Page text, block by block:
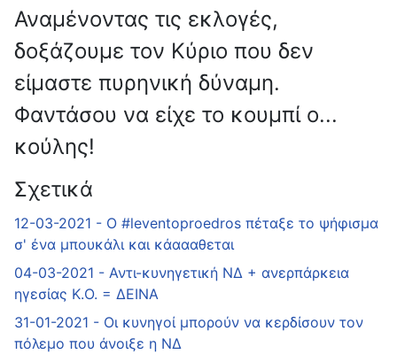
Αναμένοντας τις εκλογές,
δοξάζουμε τον Κύριο που δεν
είμαστε πυρηνική δύναμη.
Φαντάσου να είχε το κουμπί ο...
κούλης!
Σχετικά
12-03-2021 - Ο #leventoproedros πέταξε το ψήφισμα
σ' ένα μπουκάλι και κάαααθεται
04-03-2021 - Αντι-κυνηγετική ΝΔ + ανερπάρκεια
ηγεσίας Κ.Ο. = ΔΕΙΝΑ
31-01-2021 - Οι κυνηγοί μπορούν να κερδίσουν τον
πόλεμο που άνοιξε η ΝΔ